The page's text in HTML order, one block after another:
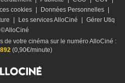
cookies Données Personnelles
Les services AlloCiné
Gérer Utiq
©AlloCiné
de votre cinéma sur le numéro AlloCiné :
(0,90€/minute)